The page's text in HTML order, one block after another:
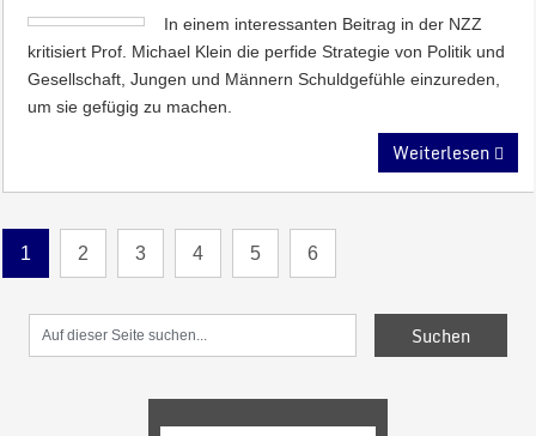
In einem interessanten Beitrag in der NZZ
kritisiert Prof. Michael Klein die perfide Strategie von Politik und
Gesellschaft, Jungen und Männern Schuldgefühle einzureden,
um sie gefügig zu machen.
Weiterlesen
1 2 3 4 5 6